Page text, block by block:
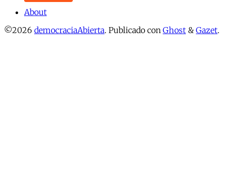
About
©2026 democraciaAbierta. Publicado con Ghost & Gazet.